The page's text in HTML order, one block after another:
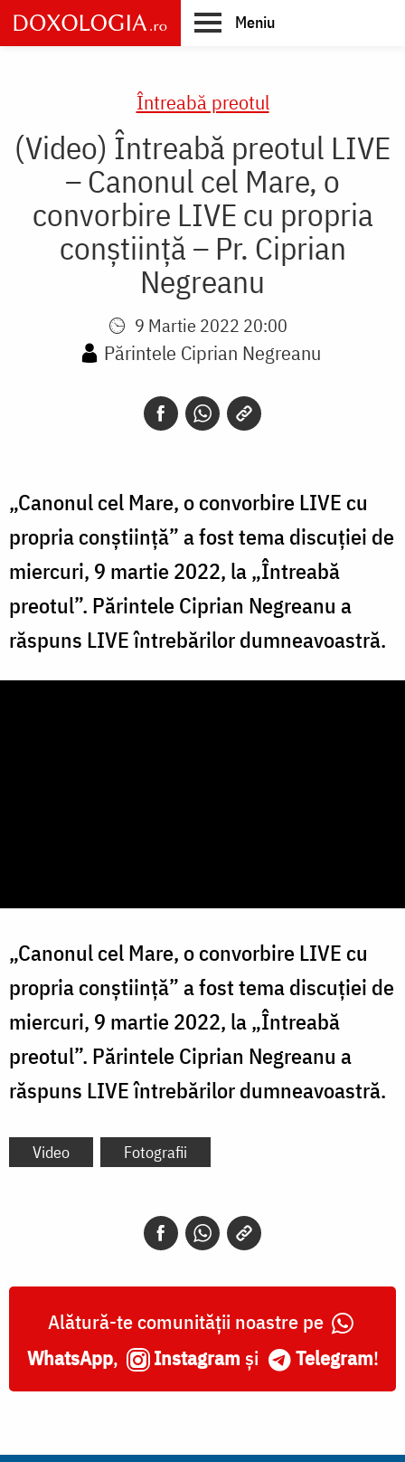
Skip
to
main
Meniu
Întreabă preotul
(Video) Întreabă preotul LIVE
– Canonul cel Mare, o
convorbire LIVE cu propria
conștiință – Pr. Ciprian
Negreanu
9 Martie 2022 20:00
Părintele Ciprian Negreanu
„Canonul cel Mare, o convorbire LIVE cu
propria conștiință” a fost tema discuției de
miercuri, 9 martie 2022, la „Întreabă
preotul”. Părintele Ciprian Negreanu a
răspuns LIVE întrebărilor dumneavoastră.
„Canonul cel Mare, o convorbire LIVE cu
propria conștiință” a fost tema discuției de
miercuri, 9 martie 2022, la „Întreabă
preotul”. Părintele Ciprian Negreanu a
răspuns LIVE întrebărilor dumneavoastră.
Video Fotografii
Alătură-te comunității noastre pe
WhatsApp, Instagram și Telegram!